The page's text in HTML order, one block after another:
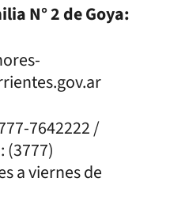
N° 2 de Goya:
7642222 /
(3777)
a viernes de